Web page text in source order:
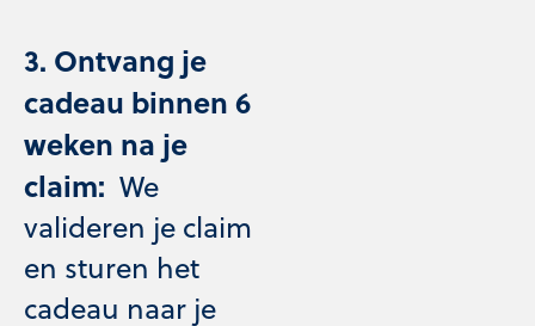
3. Ontvang je
cadeau binnen 6
weken na je
claim: We
valideren je claim
en sturen het
cadeau naar je